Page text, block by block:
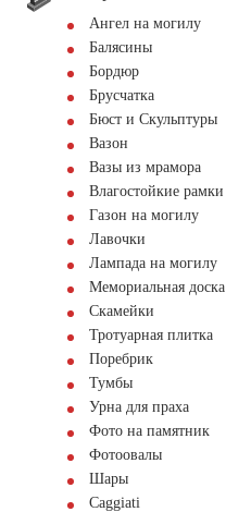
Ангел на могилу
Балясины
Бордюр
Брусчатка
Бюст и Скульптуры
Вазон
Вазы из мрамора
Влагостойкие рамки
Газон на могилу
Лавочки
Лампада на могилу
Мемориальная доска
Скамейки
Тротуарная плитка
Поребрик
Тумбы
Урна для праха
Фото на памятник
Фотоовалы
Шары
Сaggiati